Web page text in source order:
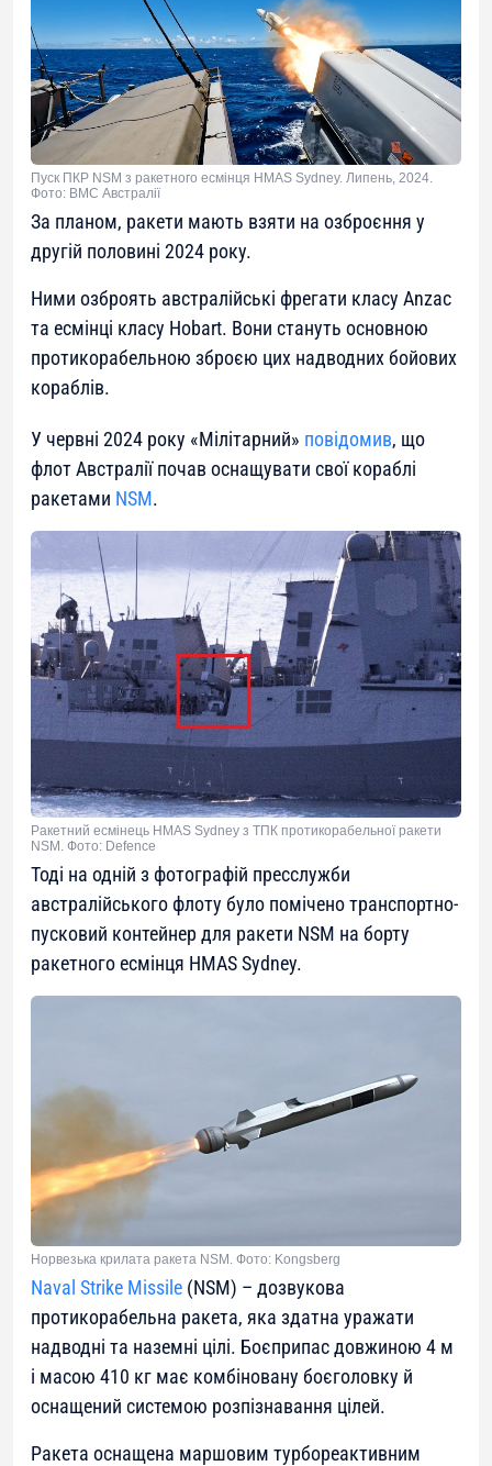
Пуск ПКР NSM з ракетного есмінця HMAS Sydney. Липень, 2024.
Фото: ВМС Австралії
За планом, ракети мають взяти на озброєння у
другій половині 2024 року.
Ними озброять австралійські фрегати класу Anzac
та есмінці класу Hobart. Вони стануть основною
протикорабельною зброєю цих надводних бойових
кораблів.
У червні 2024 року «Мілітарний» повідомив, що
флот Австралії почав оснащувати свої кораблі
ракетами NSM.
Ракетний есмінець HMAS Sydney з ТПК протикорабельної ракети
NSM. Фото: Defence
Тоді на одній з фотографій пресслужби
австралійського флоту було помічено транспортно-
пусковий контейнер для ракети NSM на борту
ракетного есмінця HMAS Sydney.
Норвезька крилата ракета NSM. Фото: Kongsberg
Naval Strike Missile (NSM) – дозвукова
протикорабельна ракета, яка здатна уражати
надводні та наземні цілі. Боєприпас довжиною 4 м
і масою 410 кг має комбіновану боєголовку й
оснащений системою розпізнавання цілей.
Ракета оснащена маршовим турбореактивним